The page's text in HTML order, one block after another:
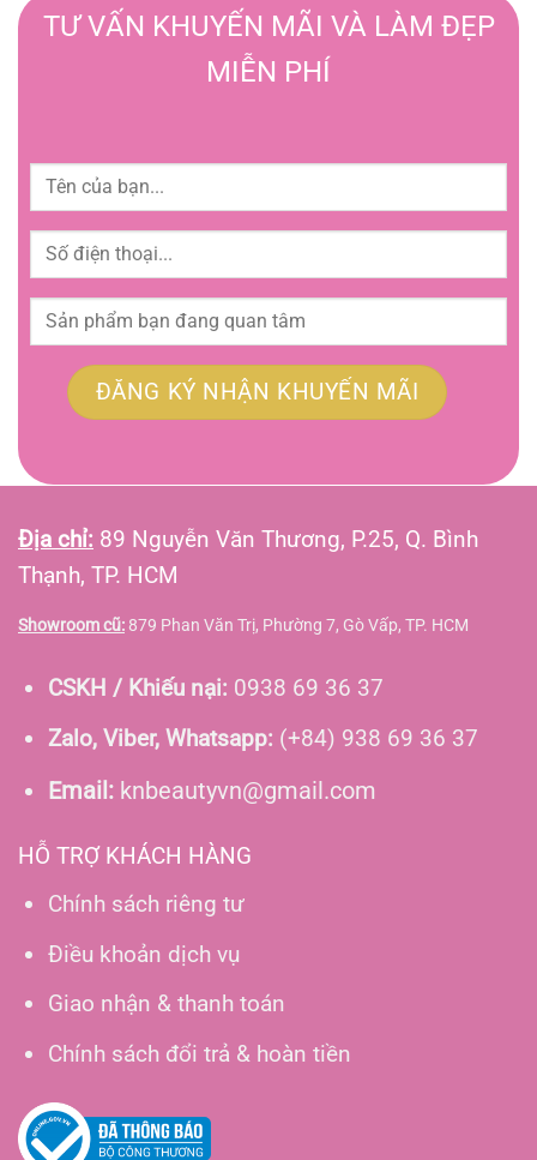
TƯ VẤN KHUYẾN MÃI VÀ LÀM ĐẸP
MIỄN PHÍ
Địa chỉ: 89 Nguyễn Văn Thương, P.25, Q. Bình
Thạnh, TP. HCM
Showroom cũ: 879 Phan Văn Trị, Phường 7, Gò Vấp, TP. HCM
CSKH / Khiếu nại: 0938 69 36 37
Zalo, Viber, Whatsapp: (+84) 938 69 36 37
Email:knbeautyvn@gmail.com
HỖ TRỢ KHÁCH HÀNG
Chính sách riêng tư
Điều khoản dịch vụ
Giao nhận & thanh toán
Chính sách đổi trả & hoàn tiền